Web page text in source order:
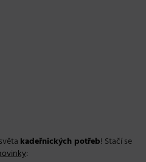
kadeřnických potřeb! Stačí se
: